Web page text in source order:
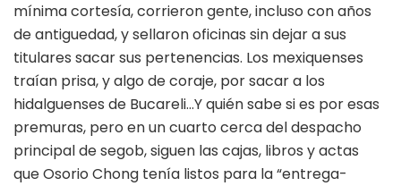
mínima cortesía, corrieron gente, incluso con años
de antiguedad, y sellaron oficinas sin dejar a sus
titulares sacar sus pertenencias. Los mexiquenses
traían prisa, y algo de coraje, por sacar a los
hidalguenses de Bucareli…Y quién sabe si es por esas
premuras, pero en un cuarto cerca del despacho
principal de segob, siguen las cajas, libros y actas
que Osorio Chong tenía listos para la “entrega-